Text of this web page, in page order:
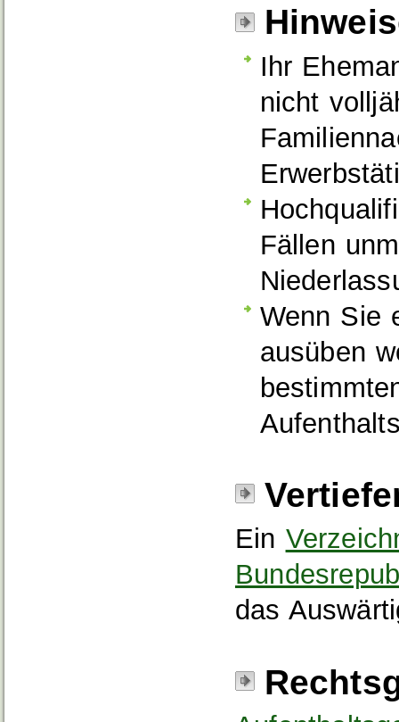
Ihr
nicht
Fällen
Wenn Sie
ausüben
Ein
das